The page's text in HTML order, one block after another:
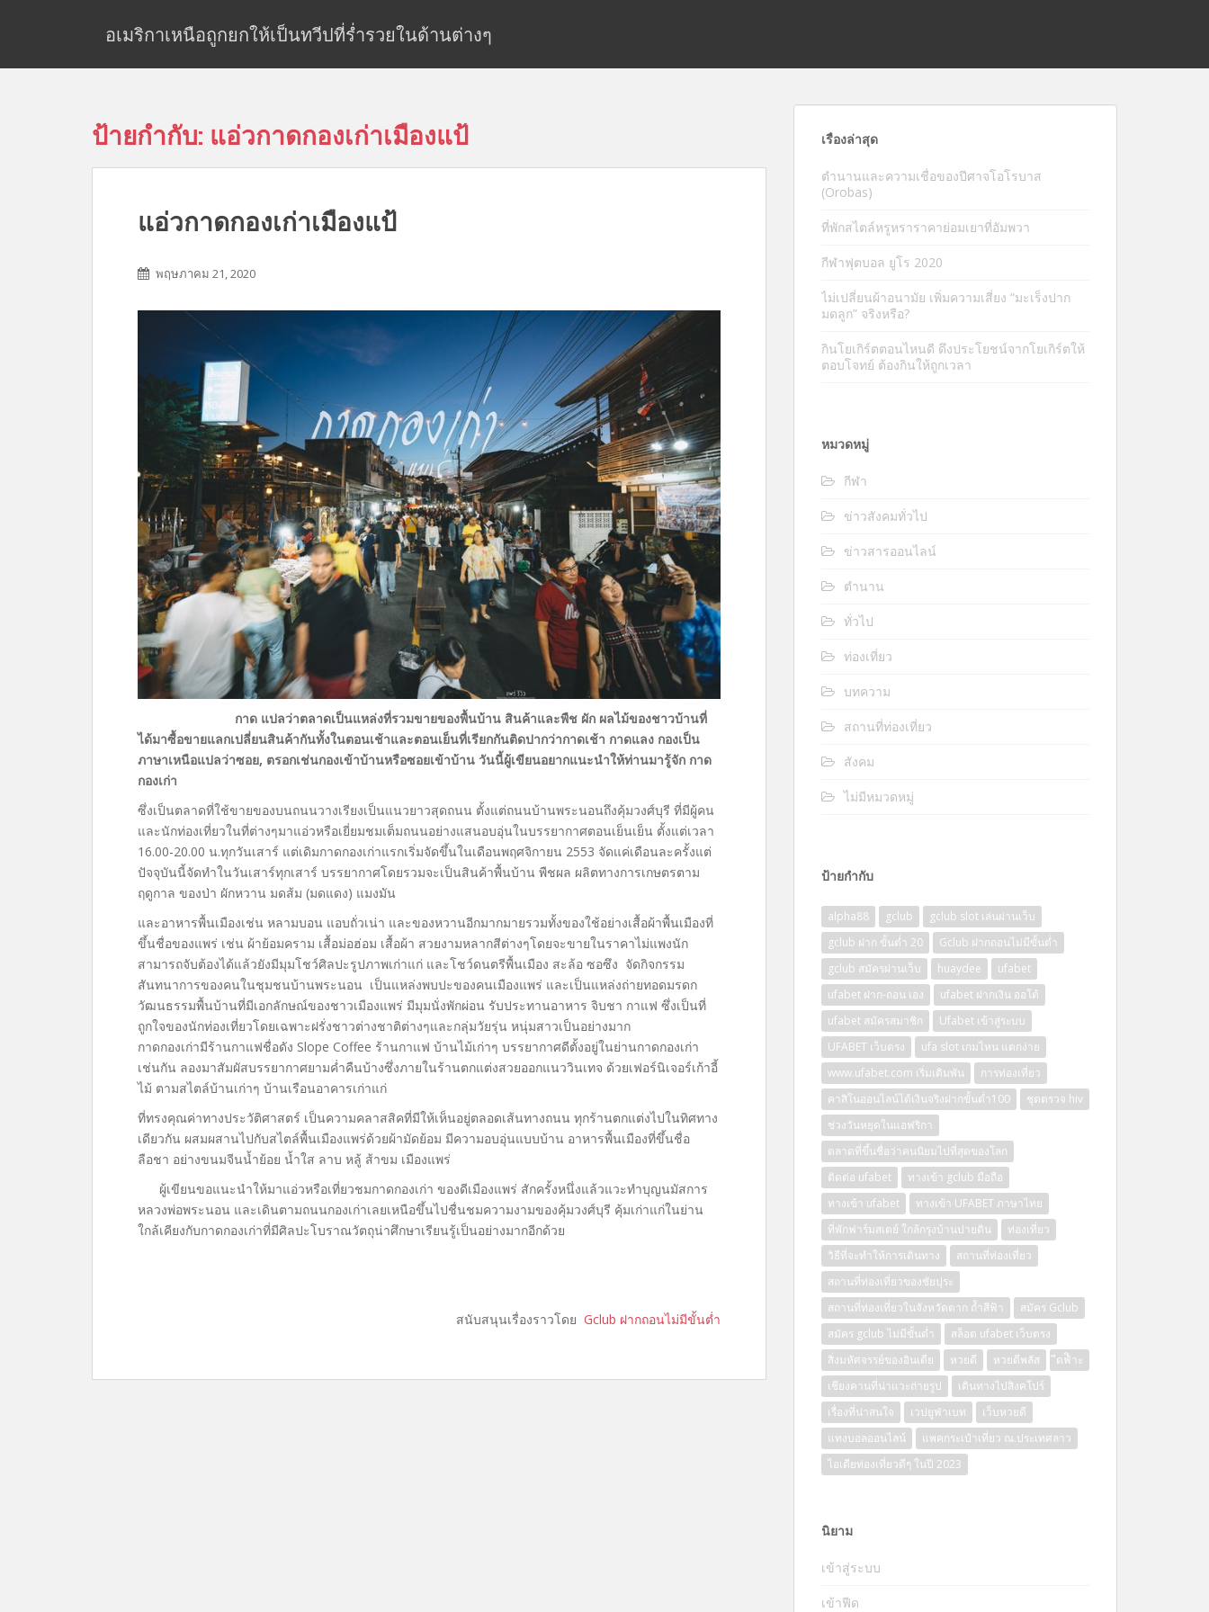
p
อเมริกาเหนือถูกยกให้เป็นทวีปที่ร่ำรวยในด้านต่างๆ
ป้ายกำกับ: แอ่วกาดกองเก่าเมืองแป้
แอ่วกาดกองเก่าเมืองแป้
พฤษภาคม 21, 2020
กาด แปลว่าตลาดเป็นแหล่งที่รวมขายของพื้นบ้าน สินค้าและพืช ผัก ผลไม้ของชาวบ้านที่
ได้มาซื้อขายแลกเปลี่ยนสินค้ากันทั้งในตอนเช้าและตอนเย็นที่เรียกกันติดปากว่ากาดเช้า กาดแลง กองเป็น
ภาษาเหนือแปลว่าซอย, ตรอกเช่นกองเข้าบ้านหรือซอยเข้าบ้าน วันนี้ผู้เขียนอยากแนะนำให้ท่านมารู้จัก กาด
กองเก่า
ซึ่งเป็นตลาดที่ใช้ขายของบนถนนวางเรียงเป็นแนวยาวสุดถนน ตั้งแต่ถนนบ้านพระนอนถึงคุ้มวงศ์บุรี ที่มีผู้คน
และนักท่องเที่ยวในที่ต่างๆมาแอ่วหรือเยี่ยมชมเต็มถนนอย่างแสนอบอุ่นในบรรยากาศตอนเย็นเย็น ตั้งแต่เวลา
16.00-20.00 น.ทุกวันเสาร์ แต่เดิมกาดกองเก่าแรกเริ่มจัดขึ้นในเดือนพฤศจิกายน 2553 จัดแค่เดือนละครั้งแต่
ปัจจุบันนี้จัดทำในวันเสาร์ทุกเสาร์ บรรยากาศโดยรวมจะเป็นสินค้าพื้นบ้าน พืชผล ผลิตทางการเกษตรตาม
ฤดูกาล ของป่า ผักหวาน มดส้ม (มดแดง) แมงมัน
และอาหารพื้นเมืองเช่น หลามบอน แอบถั่วเน่า และของหวานอีกมากมายรวมทั้งของใช้อย่างเสื้อผ้าพื้นเมืองที่
ขึ้นชื่อของแพร่ เช่น ผ้าย้อมคราม เสื้อม่อฮ่อม เสื้อผ้า สวยงามหลากสีต่างๆโดยจะขายในราคาไม่แพงนัก
สามารถจับต้องได้แล้วยังมีมุมโชว์ศิลปะรูปภาพเก่าแก่ และโชว์ดนตรีพื้นเมือง สะล้อ ซอซึง จัดกิจกรรม
สันทนาการของคนในชุมชนบ้านพระนอน เป็นแหล่งพบปะของคนเมืองแพร่ และเป็นแหล่งถ่ายทอดมรดก
วัฒนธรรมพื้นบ้านที่มีเอกลักษณ์ของชาวเมืองแพร่ มีมุมนั่งพักผ่อน รับประทานอาหาร จิบชา กาแฟ ซึ่งเป็นที่
ถูกใจของนักท่องเที่ยวโดยเฉพาะฝรั่งชาวต่างชาติต่างๆและกลุ่มวัยรุ่น หนุ่มสาวเป็นอย่างมาก
กาดกองเก่ามีร้านกาแฟชื่อดัง Slope Coffee ร้านกาแฟ บ้านไม้เก่าๆ บรรยากาศดีตั้งอยู่ในย่านกาดกองเก่า
เช่นกัน ลองมาสัมผัสบรรยากาศยามค่ำคืนบ้างซึ่งภายในร้านตกแต่งสวยออกแนววินเทจ ด้วยเฟอร์นิเจอร์เก้าอี้
ไม้ ตามสไตล์บ้านเก่าๆ บ้านเรือนอาคารเก่าแก่
ที่ทรงคุณค่าทางประวัติศาสตร์ เป็นความคลาสสิคที่มีให้เห็นอยู่ตลอดเส้นทางถนน ทุกร้านตกแต่งไปในทิศทาง
เดียวกัน ผสมผสานไปกับสไตล์พื้นเมืองแพร่ด้วยผ้ามัดย้อม มีความอบอุ่นแบบบ้าน อาหารพื้นเมืองที่ขึ้นชื่อ
ลือชา อย่างขนมจีนน้ำย้อย น้ำใส ลาบ หลู้ ส้าขม เมืองแพร่
ผู้เขียนขอแนะนำให้มาแอ่วหรือเที่ยวชมกาดกองเก่า ของดีเมืองแพร่ สักครั้งหนึ่งแล้วแวะทำบุญนมัสการ
หลวงพ่อพระนอน และเดินตามถนนกองเก่าเลยเหนือขึ้นไปชื่นชมความงามของคุ้มวงศ์บุรี คุ้มเก่าแก่ในย่าน
ใกล้เคียงกับกาดกองเก่าที่มีศิลปะโบราณวัตถุน่าศึกษาเรียนรู้เป็นอย่างมากอีกด้วย
สนับสนุนเรื่องราวโดย Gclub ฝากถอนไม่มีขั้นต่ำ
เรื่องล่าสุด
ตำนานและความเชื่อของปีศาจโอโรบาส
(Orobas)
ที่พักสไตล์หรูหราราคาย่อมเยาที่อัมพวา
กีฬาฟุตบอล ยูโร 2020
ไม่เปลี่ยนผ้าอนามัย เพิ่มความเสี่ยง “มะเร็งปาก
มดลูก” จริงหรือ?
กินโยเกิร์ตตอนไหนดี ดึงประโยชน์จากโยเกิร์ตให้
ตอบโจทย์ ต้องกินให้ถูกเวลา
หมวดหมู่
กีฬา
ข่าวสังคมทั่วไป
ข่าวสารออนไลน์
ตำนาน
ทั่วไป
ท่องเที่ยว
บทความ
สถานที่ท่องเที่ยว
สังคม
ไม่มีหมวดหมู่
ป้ายกำกับ
alpha88 gclub
gclub slot เล่นผ่านเว็บ
gclub ฝาก ขั้นต่ำ 20
Gclub ฝากถอนไม่มีขั้นต่ำ
gclub สมัครผ่านเว็บ
huaydee
ufabet
ufabet ฝาก-ถอน เอง
ufabet ฝากเงิน ออโต้
ufabet สมัครสมาชิก
Ufabet เข้าสู่ระบบ
UFABET เว็บตรง
ufa slot เกมไหน แตกง่าย
www.ufabet.com เริ่มเดิมพัน
การท่องเที่ยว
คาสิโนออนไลน์ได้เงินจริงฝากขั้นต่ำ100
ชุดตรวจ hiv
ช่วงวันหยุดในแอฟริกา
ตลาดที่ขึ้นชื่อว่าคนนิยมไปที่สุดของโลก
ติดต่อ ufabet
ทางเข้า gclub มือถือ
ทางเข้า ufabet
ทางเข้า UFABET ภาษาไทย
ที่พักฟาร์มสเตย์ ใกล้กรุงบ้านปายดิน
ท่องเที่ยว
วิธีที่จะทำให้การเดินทาง
สถานที่ท่องเที่ยว
สถานที่ท่องเที่ยวของชัยปุระ
สถานที่ท่องเที่ยวในจังหวัดตาก ถ้ำสีฟ้า
สมัคร Gclub
สมัคร gclub ไม่มีขั้นต่ำ
สล็อต ufabet เว็บตรง
สิ่งมหัศจรรย์ของอินเดีย
หวยดี หวยดีพลัส
ีดฟิำะ
เชียงคานที่น่าแวะถ่ายรูป
เดินทางไปสิงคโปร์
เรื่องที่น่าสนใจ
เวปยูฟ่าเบท
เว็บหวยดี
แทงบอลออนไลน์
แพคกระเป๋าเที่ยว ณ.ประเทศลาว
ไอเดียท่องเที่ยวดีๆ ในปี 2023
นิยาม
เข้าสู่ระบบ
เข้าฟีด